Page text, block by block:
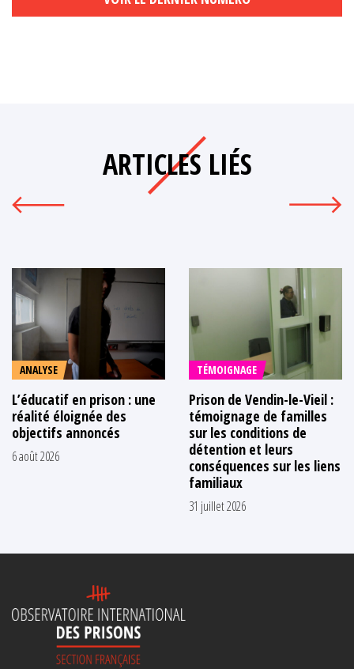
ARTICLES LIÉS
ANALYSE
L’éducatif en prison : une
réalité éloignée des
objectifs annoncés
6 août 2026
TÉMOIGNAGE
Prison de Vendin-le-Vieil :
témoignage de familles
sur les conditions de
détention et leurs
conséquences sur les liens
familiaux
31 juillet 2026